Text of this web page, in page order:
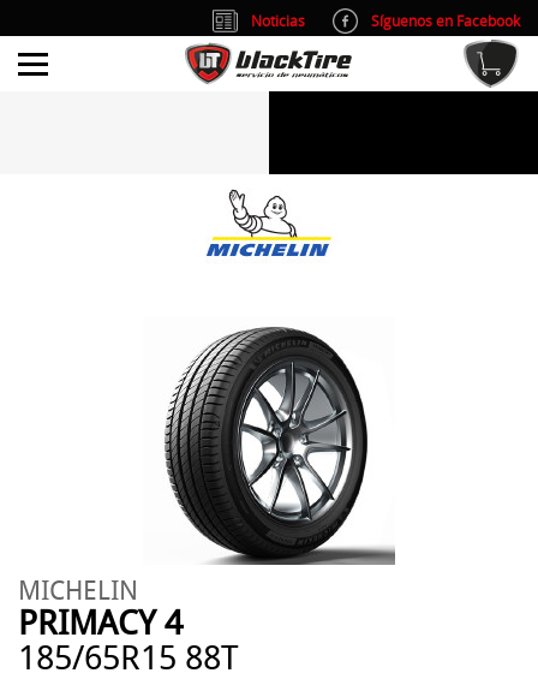
MICHELIN
PRIMACY 4
185/65R15 88T
Noticias
Síguenos en Facebook
info@blacktire.es
Atención al cliente: L/V 9:00-14:00 y 15:00-19:00